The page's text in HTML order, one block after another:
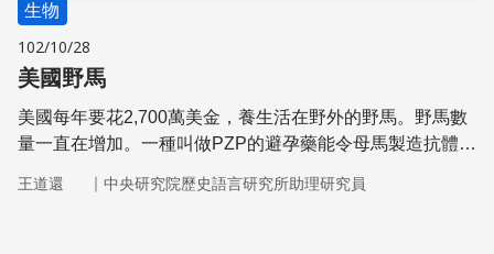
生物
102/10/28
美國野馬
美國每年要花2,700萬美金，養生活在野外的野馬。野馬數
量一直在增加。一種叫做PZP的避孕藥能令母馬製造抗體，
王道還 ｜ 中央研究院歷史語言研究所助理研究員